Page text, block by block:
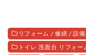
リフォーム / 修繕 / 設備
トイレ 洗面台 リフォー